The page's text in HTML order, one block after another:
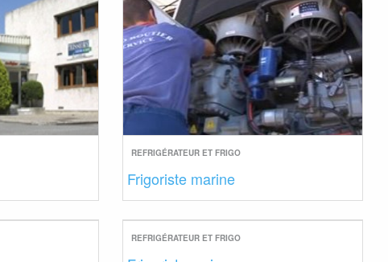
REFRIGÉRATEUR ET FRIGO
Frigoriste marine
REFRIGÉRATEUR ET FRIGO